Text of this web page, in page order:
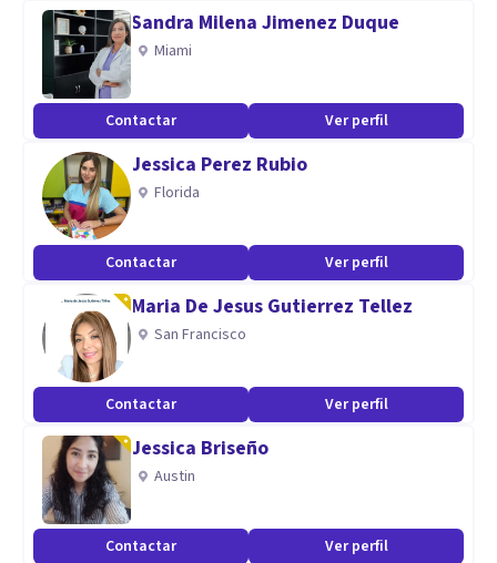
hasta el final de estas líneas, ENCUÉNTRATE, es tu espacio.
Pídeme una cita o llama para solicitarla.
Aptitudes
Siempre he empatizado con las personas y me ha salido de
manera natural ayudarlas. Mi sueño desde pequeña era ser
psicóloga.
Sandra Milena Jimenez Duque
Miami
Contactar Ver perfil
Jessica Perez Rubio
Florida
Contactar Ver perfil
Maria De Jesus Gutierrez Tellez
San Francisco
Contactar Ver perfil
Jessica Briseño
Austin
Contactar Ver perfil